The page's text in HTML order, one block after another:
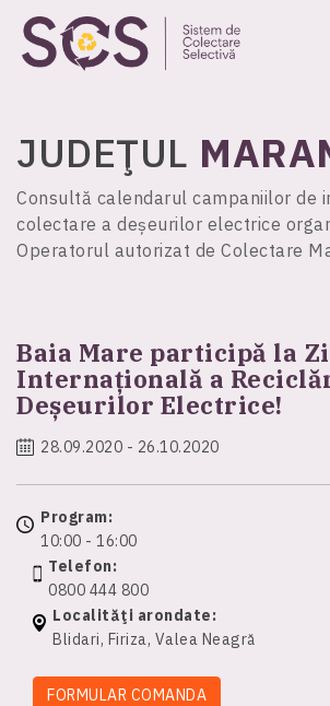
JUDEŢUL
Consultă calendarul campaniilor de
colectare a deșeurilor electrice
Operatorul autorizat de Colectare
Baia Mare participă la
Internațională a
Deșeurilor Electrice!
28.09.2020 - 26.10.2020
Program:
10:00 - 16:00
Telefon:
0800 444 800
Localităţi arondate:
Blidari, Firiza, Valea Neagră
FORMULAR COMANDA